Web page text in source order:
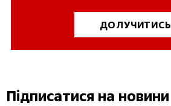
ДОЛУЧИТИСЬ
Підписатися на новини